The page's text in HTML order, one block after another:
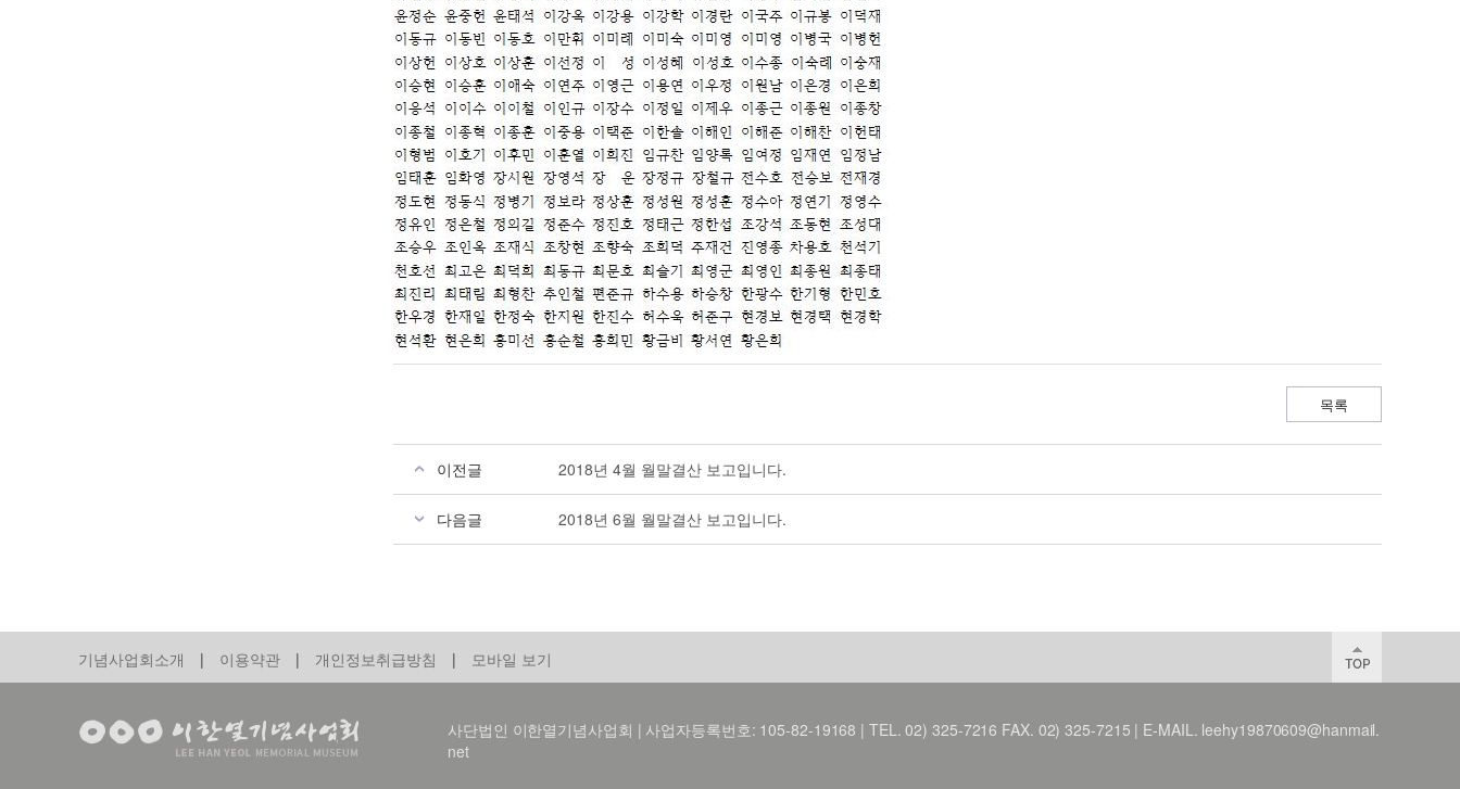
목록
이전글 2018년 4월 월말결산 보고입니다.
다음글 2018년 6월 월말결산 보고입니다.
기념사업회소개 | 이용약관 | 개인정보취급방침 | 모바일 보기
사단법인 이한열기념사업회 | 사업자등록번호: 105-82-19168 | TEL. 02) 325-7216 FAX. 02) 325-7215 | E-MAIL. leehy19870609@hanmail.
net